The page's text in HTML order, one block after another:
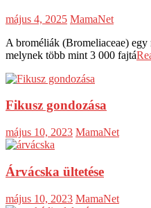
május 4, 2025 MamaNet
A broméliák (Bromeliaceae)
melynek több mint 3 000 fajtá
Fikusz gondozása
május 10, 2023 MamaNet
Árvácska ültetése
május 10, 2023 MamaNet